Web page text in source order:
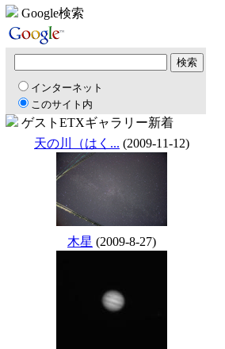
Google検索
インターネット
このサイト内
ゲストETXギャラリー新着
天の川（はく... (2009-11-12)
木星 (2009-8-27)